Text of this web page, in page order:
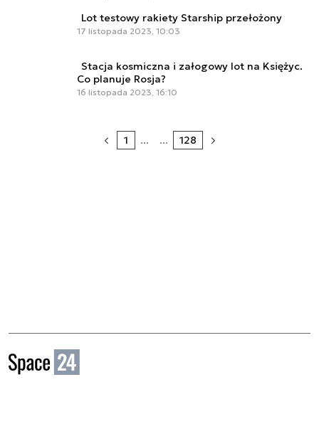
Lot testowy rakiety Starship przełożony
17 listopada 2023, 10:03
Stacja kosmiczna i załogowy lot na Księżyc.
Co planuje Rosja?
16 listopada 2023, 16:10
1 ... ... 128